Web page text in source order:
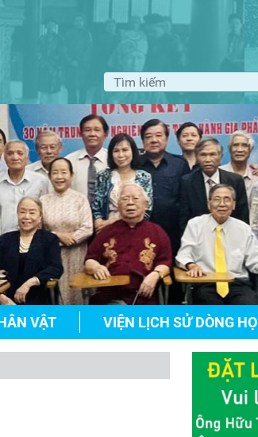
VẬT VIỆN LỊCH SỬ DÒNG HỌ